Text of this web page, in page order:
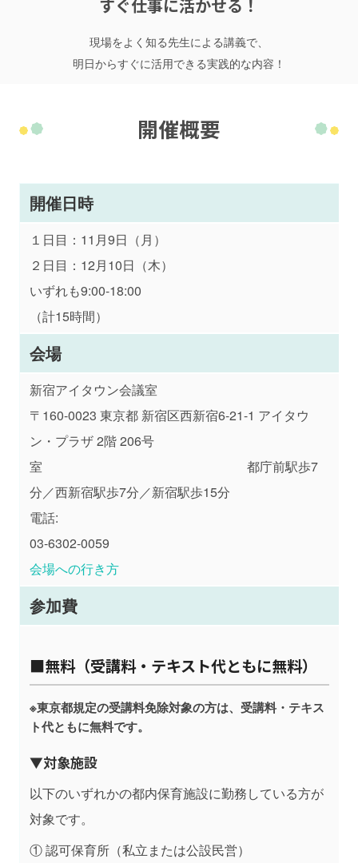
すぐ仕事に活かせる！
現場をよく知る先生による講義で、
明日からすぐに活用できる実践的な内容！
開催概要
開催日時
１日目：11月9日（月）
２日目：12月10日（木）
いずれも9:00-18:00
（計15時間）
会場
新宿アイタウン会議室
〒160-0023 東京都 新宿区西新宿6-21-1 アイタウ
ン・プラザ 2階 206号
室 都庁前駅歩7
分／西新宿駅歩7分／新宿駅歩15分
電話:
03-6302-0059
会場への行き方
参加費
■無料（受講料・テキスト代ともに無料）
※東京都規定の受講料免除対象の方は、受講料・テキス
ト代ともに無料です。
▼対象施設
以下のいずれかの都内保育施設に勤務している方が
対象です。
① 認可保育所（私立または公設民営）